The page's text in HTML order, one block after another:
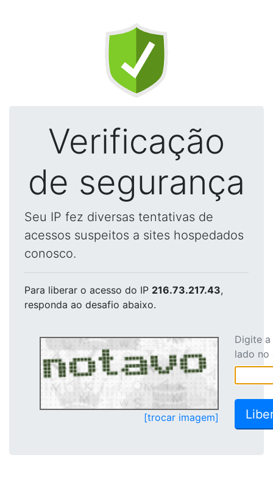
Verificação
de segurança
Seu IP fez diversas tentativas de
acessos suspeitos a sites hospedados
conosco.
Para liberar o acesso do IP 216.73.217.43,
responda ao desafio abaixo.
[trocar imagem]
Digite
lado no